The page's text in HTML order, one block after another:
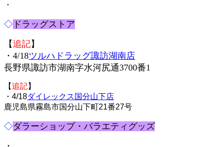
・
◇ ドラッグストア
【追記】
・4/18ツルハドラッグ諏訪湖南店
長野県諏訪市湖南字水河尻通3700番1
【追記】
・4/18ダイレックス国分山下店
鹿児島県霧島市国分山下町21番27号
◇ダラーショップ・バラエティグッズ